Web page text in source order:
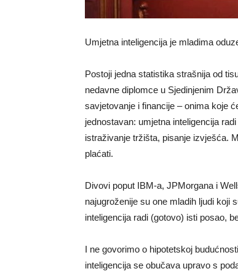
Umjetna inteligencija je mladima
Postoji jedna statistika strašnija od
nedavne diplomce u Sjedinjenim
savjetovanje i financije – onima koje
jednostavan: umjetna inteligencija
istraživanje tržišta, pisanje izvješća.
plaćati.
Divovi poput IBM-a, JPMorgana i
najugroženije su one mladih ljudi koji
inteligencija radi (gotovo) isti posao,
I ne govorimo o hipotetskoj
inteligencija se obučava upravo s